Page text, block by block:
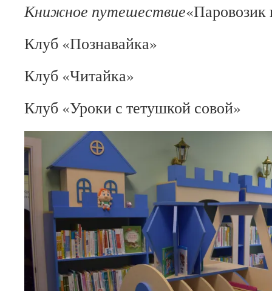
Книжное путешествие«Паровозик
Клуб «Познавайка»
Клуб «Читайка»
Клуб «Уроки с тетушкой совой»